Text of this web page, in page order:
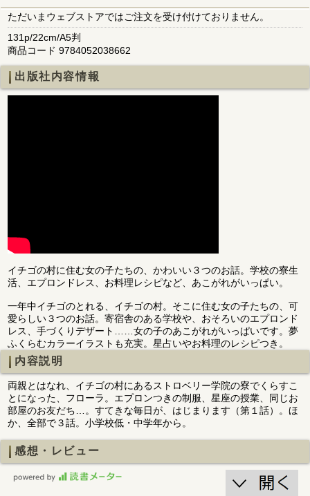
ただいまウェブストアではご注文を受け付けておりません。
131p/22cm/A5判
商品コード 9784052038662
出版社内容情報
イチゴの村に住む女の子たちの、かわいい３つのお話。学校の寮生
活、エプロンドレス、お料理レシピなど、あこがれがいっぱい。
一年中イチゴのとれる、イチゴの村。そこに住む女の子たちの、可
愛らしい３つのお話。寄宿舎のある学校や、おそろいのエプロンド
レス、手づくりデザート……女の子のあこがれがいっぱいです。夢
ふくらむカラーイラストも充実。星占いやお料理のレシピつき。
内容説明
両親とはなれ、イチゴの村にあるストロベリー学院の寮でくらすこ
とになった、フローラ。エプロンつきの制服、星座の授業、同じお
部屋のお友だち…。すてきな毎日が、はじまります（第１話）。ほ
か、全部で３話。小学校低・中学年から。
感想・レビュー